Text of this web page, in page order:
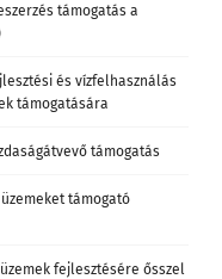
támogatás a
és vízfelhasználás
támogatására
támogatás
támogató
fejlesztésére ősszel